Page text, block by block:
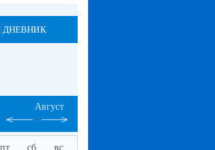
ДНЕВНИК
Август
пт сб вс